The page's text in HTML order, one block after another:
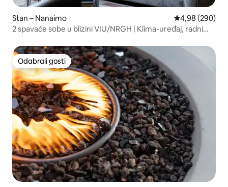
Stan – Nanaimo Prosječna
4,98 (290)
2 spavaće sobe u blizini VIU/NRGH | Klima-uređaj, radni
Odabrali gosti
Odabrali gosti